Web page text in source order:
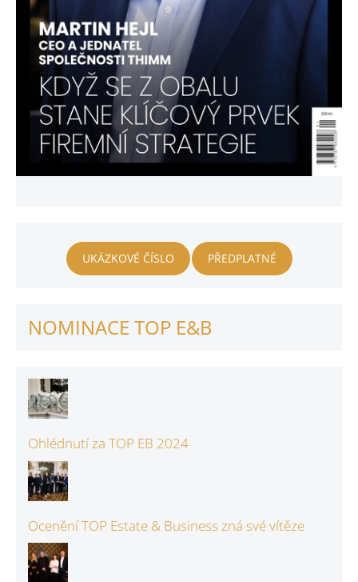
UKÁZKOVÉ ČÍSLO PŘEDPLATNÉ
NOMINACE TOP E&B
Ohlédnutí za TOP EB 2024
Ocenění TOP Estate & Business zná své vítěze